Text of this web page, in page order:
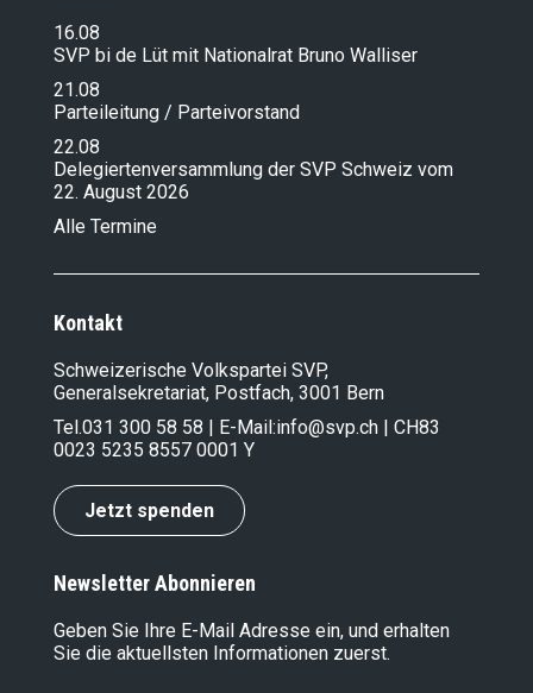
16.08
SVP bi de Lüt mit Nationalrat Bruno Walliser
21.08
Parteileitung / Parteivorstand
22.08
Delegiertenversammlung der SVP Schweiz vom
22. August 2026
Alle Termine
Kontakt
Schweizerische Volkspartei SVP,
Generalsekretariat, Postfach, 3001 Bern
Tel.031 300 58 58 | E-Mail:info@svp.ch | CH83
0023 5235 8557 0001 Y
Jetzt spenden
Newsletter Abonnieren
Geben Sie Ihre E-Mail Adresse ein, und erhalten
Sie die aktuellsten Informationen zuerst.